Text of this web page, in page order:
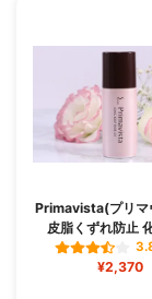
Primavista(プリマ
皮脂くずれ防止
¥2,370